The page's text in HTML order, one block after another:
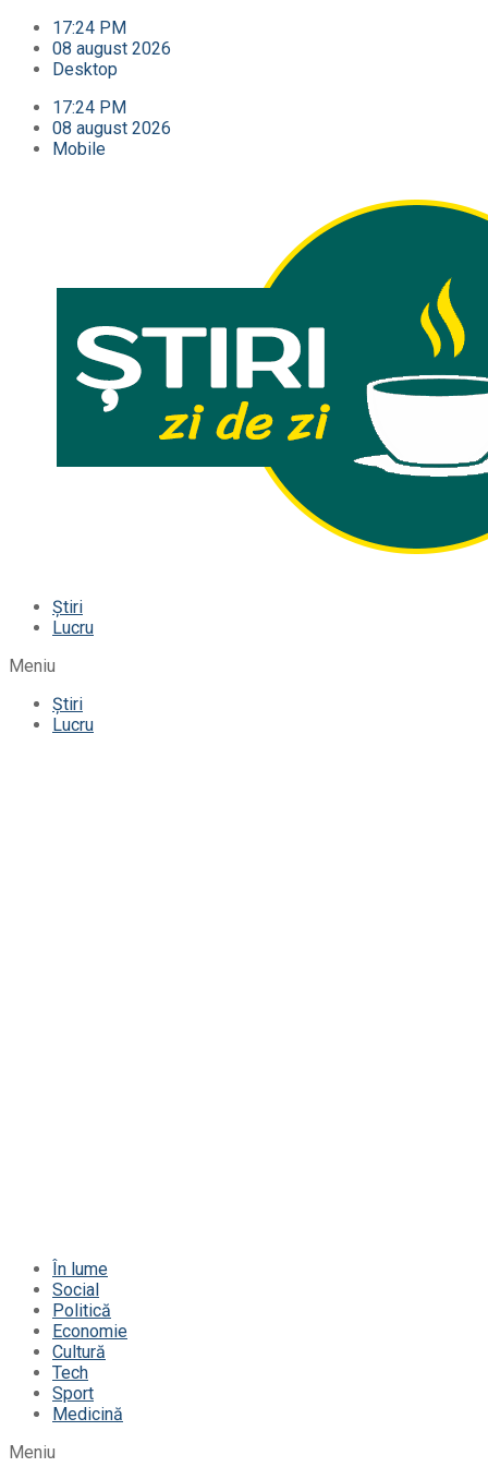
17:24 PM
08 august 2026
Desktop
17:24 PM
08 august 2026
Mobile
Știri
Lucru
Meniu
Știri
Lucru
În lume
Social
Politică
Economie
Cultură
Tech
Sport
Medicină
Meniu